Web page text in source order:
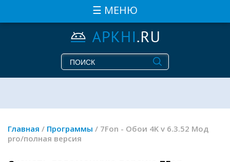
☰ МЕНЮ
Главная / Программы / 7Fon - Обои 4K v 6.3.52 Мод
pro/полная версия